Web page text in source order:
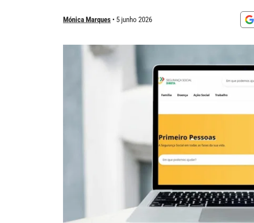
Mónica Marques 5 junho 2026